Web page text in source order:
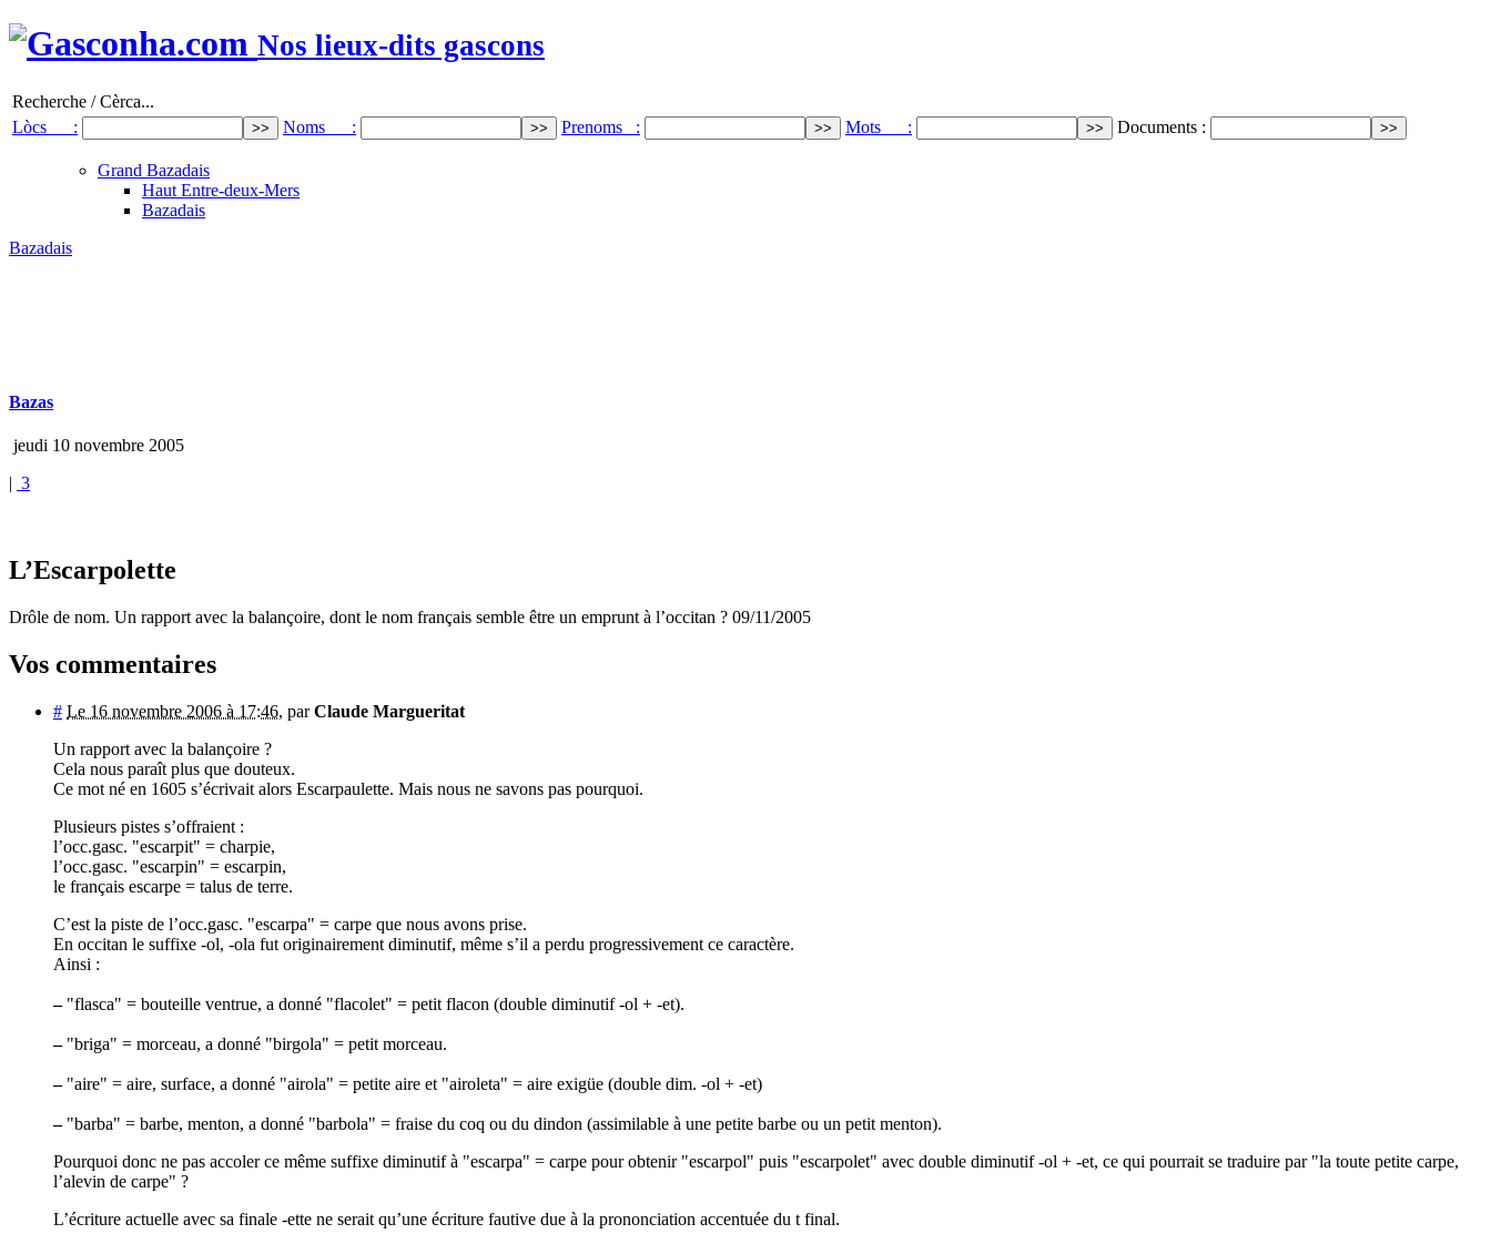
Nos lieux-dits gascons
Recherche / Cèrca...
Lòcs :
Noms : Prenoms : Mots : Documents :
Grand Bazadais
Haut Entre-deux-Mers
Bazadais
Bazadais
Bazas
jeudi 10 novembre 2005
| 3
L’Escarpolette
Drôle de nom. Un rapport avec la balançoire, dont le nom français semble être un emprunt à l’occitan ? 09/11/2005
Vos commentaires
# Le 16 novembre 2006 à 17:46, parClaude Margueritat
Un rapport avec la balançoire ?
Cela nous paraît plus que douteux.
Ce mot né en 1605 s’écrivait alors Escarpaulette. Mais nous ne savons pas pourquoi.
Plusieurs pistes s’offraient :
l’occ.gasc. "escarpit" = charpie,
l’occ.gasc. "escarpin" = escarpin,
le français escarpe = talus de terre.
C’est la piste de l’occ.gasc. "escarpa" = carpe que nous avons prise.
En occitan le suffixe -ol, -ola fut originairement diminutif, même s’il a perdu progressivement ce caractère.
Ainsi :
–"flasca" = bouteille ventrue, a donné "flacolet" = petit flacon (double diminutif -ol + -et).
–"briga" = morceau, a donné "birgola" = petit morceau.
–"aire" = aire, surface, a donné "airola" = petite aire et "airoleta" = aire exigüe (double dim. -ol + -et)
–"barba" = barbe, menton, a donné "barbola" = fraise du coq ou du dindon (assimilable à une petite barbe ou un petit menton).
Pourquoi donc ne pas accoler ce même suffixe diminutif à "escarpa" = carpe pour obtenir "escarpol" puis "escarpolet" avec double diminutif -ol + -et, ce qui pourrait se traduire par "la toute petite carpe,
l’alevin de carpe" ?
L’écriture actuelle avec sa finale -ette ne serait qu’une écriture fautive due à la prononciation accentuée du t final.